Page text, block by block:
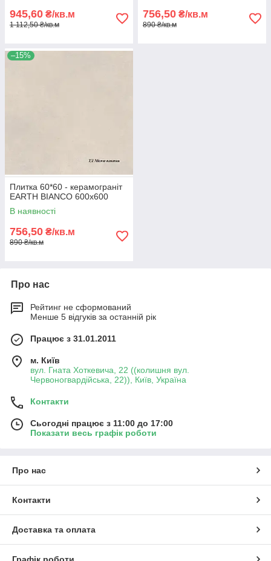
945,60 ₴/кв.м
1 112,50 ₴/кв.м
756,50 ₴/кв.м
890 ₴/кв.м
–15%
Плитка 60*60 - керамограніт
EARTH BIANCO 600х600
В наявності
756,50 ₴/кв.м
890 ₴/кв.м
Про нас
Рейтинг не сформований
Менше 5 відгуків за останній рік
Працює з 31.01.2011
м. Київ
вул. Гната Хоткевича, 22 ((колишня вул.
Червоногвардійська, 22)), Київ, Україна
Контакти
Сьогодні працює з 11:00 до 17:00
Показати весь графік роботи
Про нас
Контакти
Доставка та оплата